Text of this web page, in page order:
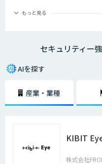
現状です。その悪質な犯罪からユ
きな価値をもたらしています。
もっと見る
セキュリティー
AIを探す
産業・業種
KIBIT
株式会社